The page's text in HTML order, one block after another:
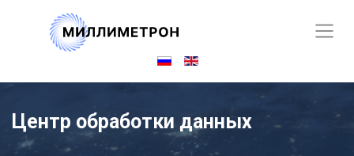
Центр обработки данных